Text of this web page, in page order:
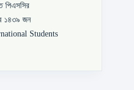
পিএসসির
১৪৩৯ জন
Students